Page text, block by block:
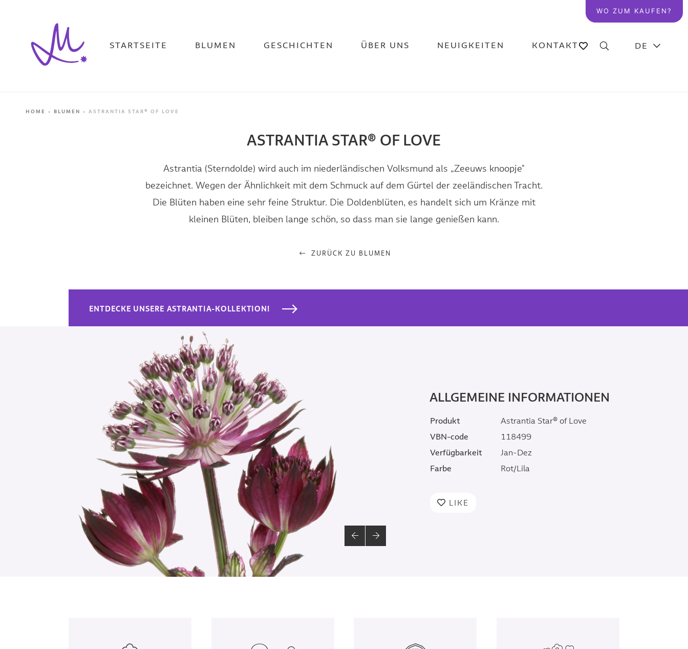
STARTSEITE BLUMEN GESCHICHTEN ÜBER UNS NEUIGKEITEN KONTAKT DE
WO ZUM KAUFEN?
HOME BLUMEN ASTRANTIA STAR® OF LOVE
ASTRANTIA STAR® OF LOVE
Astrantia (Sterndolde) wird auch im niederländischen Volksmund als „Zeeuws knoopje"
bezeichnet. Wegen der Ähnlichkeit mit dem Schmuck auf dem Gürtel der zeeländischen Tracht.
Die Blüten haben eine sehr feine Struktur. Die Doldenblüten, es handelt sich um Kränze mit
kleinen Blüten, bleiben lange schön, so dass man sie lange genießen kann.
ZURÜCK ZU BLUMEN
ENTDECKE UNSERE ASTRANTIA-KOLLEKTION!
ALLGEMEINE INFORMATIONEN
Produkt
Astrantia Star® of Love
VBN-code
118499
Verfügbarkeit
Jan-Dez
Farbe
Rot/Lila
LIKE